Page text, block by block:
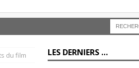
s’y
du film LES DERNIERS …